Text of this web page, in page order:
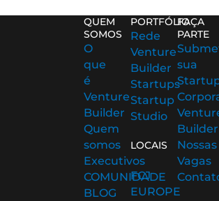
QUEM
SOMOS
O
que
é
Venture
Builder
Quem
somos
Executivos
COMUNIDADE
BLOG
PORTFÓLIO
Rede
Venture
Builder
Startups
Startup
Studio
LOCAIS
FCJ
EUROPE
FAÇA
PARTE
sua
Builder
Nossas
Vagas